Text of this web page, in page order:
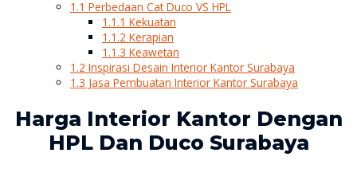
1.1 Perbedaan Cat Duco VS HPL
1.1.1 Kekuatan
1.1.2 Kerapian
1.1.3 Keawetan
1.2 Inspirasi Desain Interior Kantor Surabaya
1.3 Jasa Pembuatan Interior Kantor Surabaya
Harga Interior Kantor Dengan
HPL Dan Duco Surabaya